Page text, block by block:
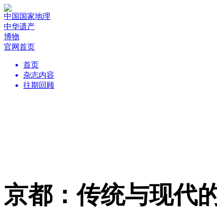
中国国家地理
中华遗产
博物
官网首页
首页
杂志内容
往期回顾
京都：传统与现代